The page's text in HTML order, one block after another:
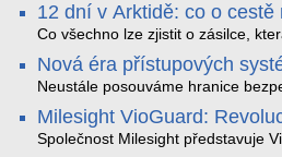
12 dní v Arktidě: co o cestě
data ze SMARTBOX 2 MAX
Co všechno lze zjistit o zásilce,
projede Arktidou? SMARTBOX 2
Tromsø přes Lofoty, Kirunu a
Nordkapp. Bez jediného dobití, v
otřesy i náklon. Výsledkem není
podrobný datový příběh celé cesty.
Nová éra přístupových
Signo
Neustále posouváme hranice
v oblasti kontroly přístupu –
čtečky HID Signo.
Milesight VioGuard:
detekci dopravních
Společnost Milesight představuje